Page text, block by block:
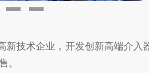
技术企业，开发创新高端介
。